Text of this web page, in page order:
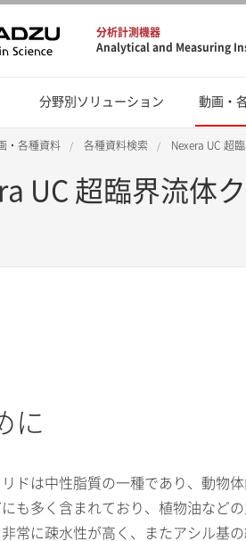
分析計測機器
Analytical and Measuring
分野別ソリューション 動画・
・各種資料 各種資料検索 Nexera UC 超
UC 超臨界流体
に
リドは中性脂質の一種であり、動物
も多く含まれており、植物油など
非常に疎水性が高く、またアシル基